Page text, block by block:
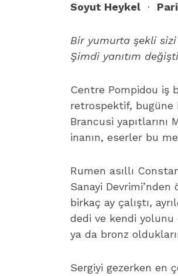
Soyut Heykel ·
Bir yumurta şekli
Şimdi yanıtım
Centre Pompidou iş
retrospektif, bugüne
Brancusi yapıtlarını
inanın, eserler bu
Rumen asıllı
Sanayi
birkaç ay çalıştı,
dedi ve kendi yolunu
ya da bronz
Sergiyi gezerken en